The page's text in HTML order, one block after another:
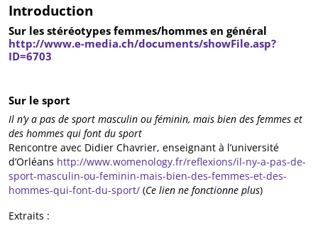
Introduction
Sur les stéréotypes femmes/hommes en général
http://www.e-media.ch/documents/showFile.asp?
ID=6703
Sur le sport
Il n’y a pas de sport masculin ou féminin, mais bien des femmes et
des hommes qui font du sport
Rencontre avec Didier Chavrier, enseignant à l’université
d’Orléans http://www.womenology.fr/reflexions/il-ny-a-pas-de-
sport-masculin-ou-feminin-mais-bien-des-femmes-et-des-
hommes-qui-font-du-sport/ (Ce lien ne fonctionne plus)
Extraits :